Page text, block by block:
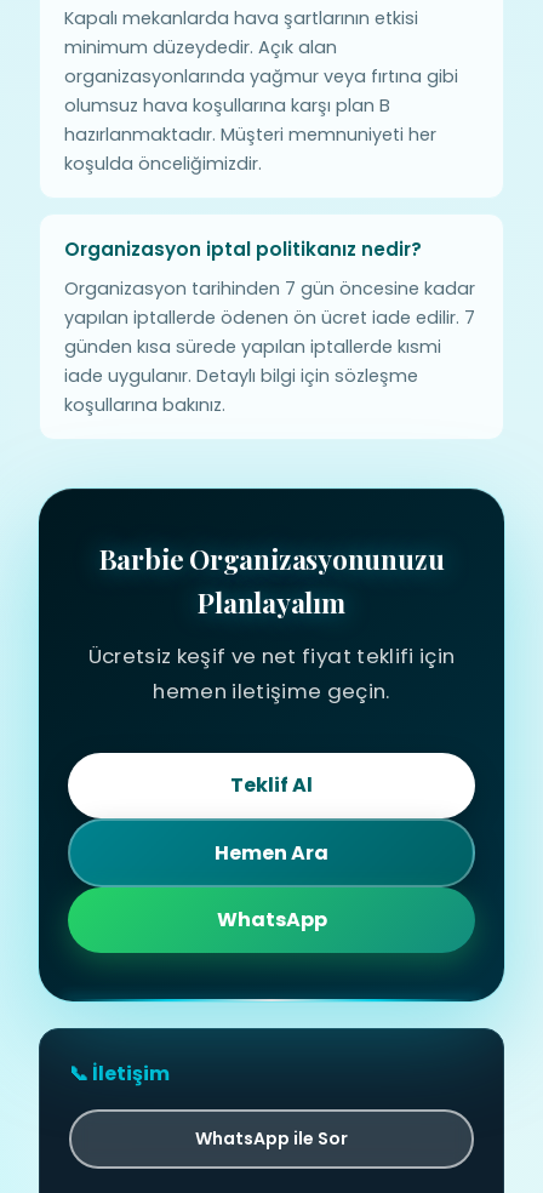
Kapalı mekanlarda hava şartlarının etkisi
minimum düzeydedir. Açık alan
organizasyonlarında yağmur veya fırtına gibi
olumsuz hava koşullarına karşı plan B
hazırlanmaktadır. Müşteri memnuniyeti her
koşulda önceliğimizdir.
Organizasyon iptal politikanız nedir?
Organizasyon tarihinden 7 gün öncesine kadar
yapılan iptallerde ödenen ön ücret iade edilir. 7
günden kısa sürede yapılan iptallerde kısmi
iade uygulanır. Detaylı bilgi için sözleşme
koşullarına bakınız.
Barbie Organizasyonunuzu
Planlayalım
Ücretsiz keşif ve net fiyat teklifi için
hemen iletişime geçin.
Teklif Al
Hemen Ara
WhatsApp
📞 İletişim
WhatsApp ile Sor